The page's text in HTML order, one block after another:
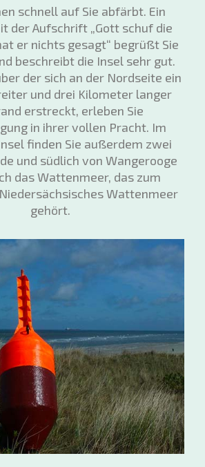
schnell auf Sie abfärbt. Ein
der Aufschrift „Gott schuf die
er nichts gesagt“ begrüßt Sie
beschreibt die Insel sehr gut.
der sich an der Nordseite ein
und drei Kilometer langer
erstreckt, erleben Sie
in ihrer vollen Pracht. Im
finden Sie außerdem zwei
und südlich von Wangerooge
das Wattenmeer, das zum
Wattenmeer
gehört.